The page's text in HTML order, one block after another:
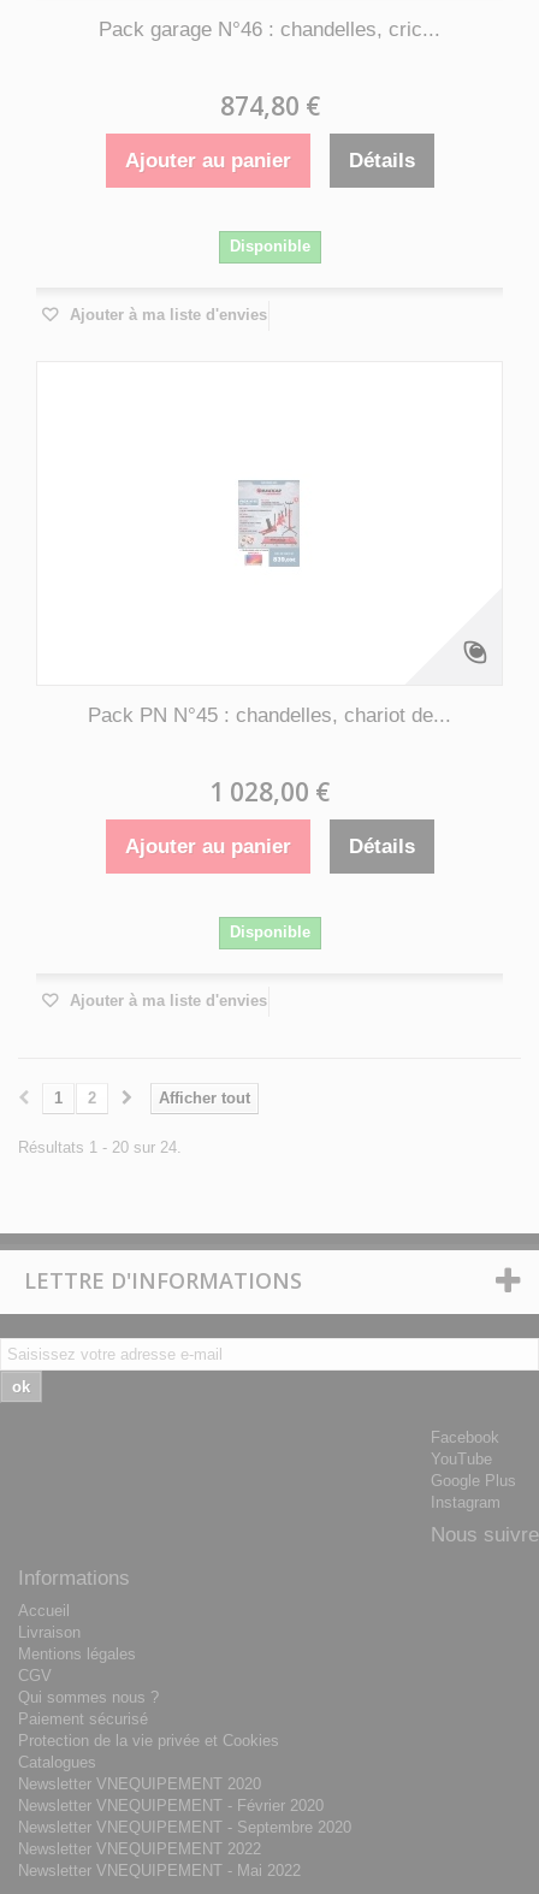
Pack garage N°46 : chandelles, cric...
874,80 €
Ajouter au panier Détails
Disponible
Ajouter à ma liste d'envies
Pack PN N°45 : chandelles, chariot de...
1 028,00 €
Ajouter au panier Détails
Disponible
Ajouter à ma liste d'envies
Afficher tout
1 2
Résultats 1 - 20 sur 24.
LETTRE D'INFORMATIONS
ok
Facebook
YouTube
Google Plus
Instagram
Nous suivre
Informations
Accueil
Livraison
Mentions légales
CGV
Qui sommes nous ?
Paiement sécurisé
Protection de la vie privée et Cookies
Catalogues
Newsletter VNEQUIPEMENT 2020
Newsletter VNEQUIPEMENT - Février 2020
Newsletter VNEQUIPEMENT - Septembre 2020
Newsletter VNEQUIPEMENT 2022
Newsletter VNEQUIPEMENT - Mai 2022